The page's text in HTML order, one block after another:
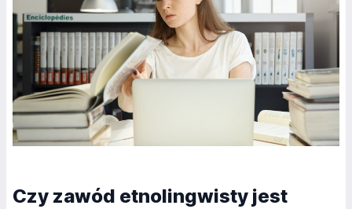
Czy zawód etnolingwisty jest